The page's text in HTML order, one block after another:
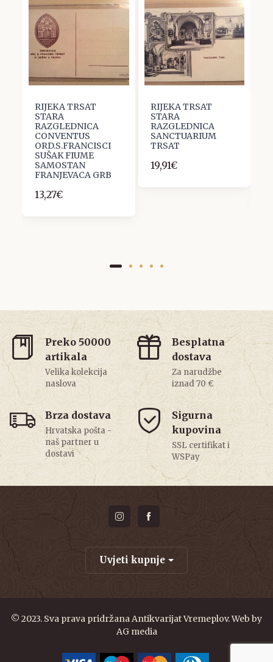
RIJEKA TRSAT
STARA
RAZGLEDNICA
CONVENTUS
ORD.S.FRANCISCI
SUŠAK FIUME
SAMOSTAN
FRANJEVACA GRB
13,27€
RIJEKA TRSAT
STARA
RAZGLEDNICA
SANCTUARIUM
TRSAT
19,91€
Preko 50000
artikala
Velika kolekcija
naslova
Besplatna
dostava
Za narudžbe
iznad 70 €
Brza dostava
Hrvatska pošta -
naš partner u
dostavi
Sigurna
kupovina
SSL certifikat i
WSPay
Uvjeti kupnje
© 2023. Sva prava pridržana Antikvarijat Vremeplov. Web by
AG media